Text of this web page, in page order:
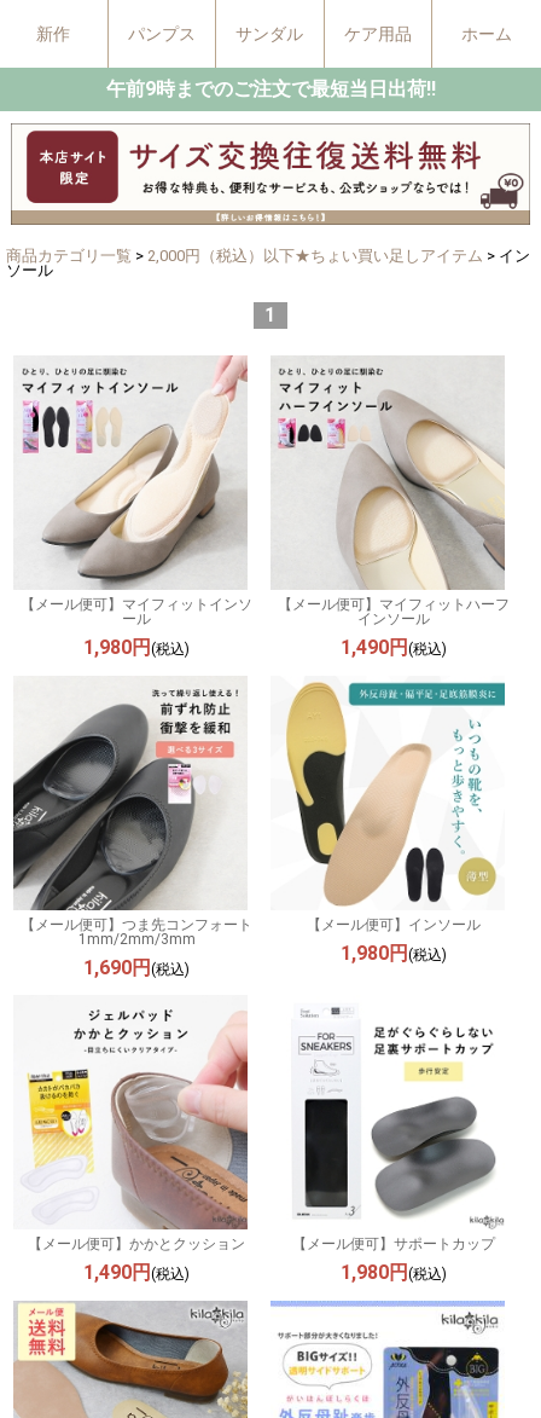
新作 パンプス サンダル ケア用品 ホーム
午前9時までのご注文で最短当日出荷!!
商品カテゴリ一覧 > 2,000円（税込）以下★ちょい買い足しアイテム > イン
ソール
1
【メール便可】マイフィットインソ
ール
1,980円(税込)
【メール便可】マイフィットハーフ
インソール
1,490円 (税込)
【メール便可】つま先コンフォート
1mm/2mm/3mm
1,690円(税込)
【メール便可】インソール
1,980円 (税込)
【メール便可】かかとクッション
1,490円(税込)
【メール便可】サポートカップ
1,980円 (税込)